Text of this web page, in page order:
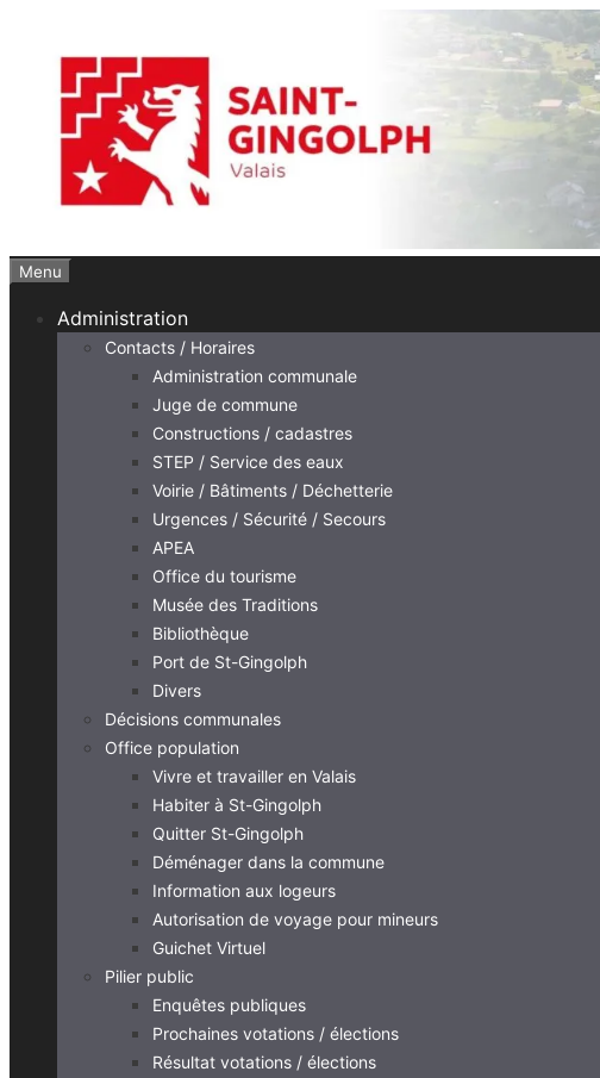
contenu
Menu
Administration
Contacts / Horaires
Administration communale
Juge de commune
Constructions / cadastres
STEP / Service des eaux
Voirie / Bâtiments / Déchetterie
Urgences / Sécurité / Secours
APEA
Office du tourisme
Musée des Traditions
Bibliothèque
Port de St-Gingolph
Divers
Décisions communales
Office population
Vivre et travailler en Valais
Habiter à St-Gingolph
Quitter St-Gingolph
Déménager dans la commune
Information aux logeurs
Autorisation de voyage pour mineurs
Guichet Virtuel
Pilier public
Enquêtes publiques
Prochaines votations / élections
Résultat votations / élections